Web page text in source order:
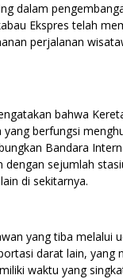
dalam
Ekspres telah
perjalanan
bahwa
berfungsi
Bandara
sejumlah
di sekitarnya.
yang tiba melalui
darat lain, yang
waktu yang